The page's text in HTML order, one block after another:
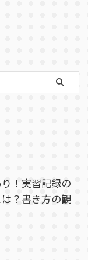
り！実習記録の
？書き方の観